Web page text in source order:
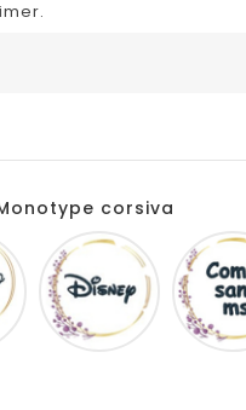
Monotype corsiva
Amarillo Disney